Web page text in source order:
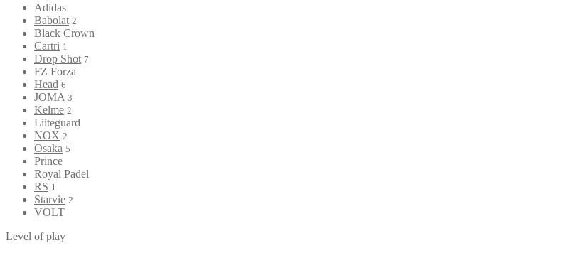
Adidas
Babolat 2
Black Crown
Cartri 1
Drop Shot 7
FZ Forza
Head 6
JOMA 3
Kelme 2
Liiteguard
NOX 2
Osaka 5
Prince
Royal Padel
RS 1
Starvie 2
VOLT
Level of play